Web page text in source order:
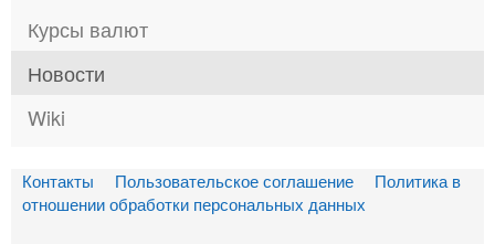
Курсы валют
Новости
Wiki
Контакты Пользовательское соглашение
Политика в
отношении обработки персональных данных